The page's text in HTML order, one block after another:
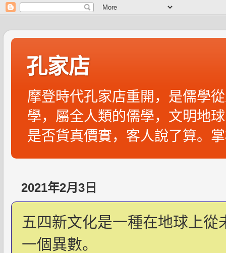
孔家店
摩登時代孔家店重開，是儒學
學，屬全人類的儒學，文明地
是否貨真價實，客人說了算。
2021年2月3日
五四新文化是一種在地球上
一個異數。